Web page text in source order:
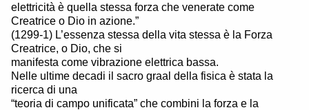
elettricità è quella stessa forza che venerate come
Creatrice o Dio in azione.”
(1299-1) L’essenza stessa della vita stessa è la Forza
Creatrice, o Dio, che si
manifesta come vibrazione elettrica bassa.
Nelle ultime decadi il sacro graal della fisica è stata la
ricerca di una
“teoria di campo unificata” che combini la forza e la